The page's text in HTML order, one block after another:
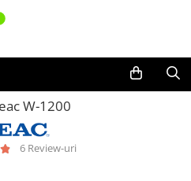
W-1200
6 Review-uri